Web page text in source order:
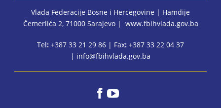
Vlada Federacije Bosne i Hercegovine | Hamdije
Čemerlića 2, 71000 Sarajevo | www.fbihvlada.gov.ba
Tel: +387 33 21 29 86 | Fax: +387 33 22 04 37
| info@fbihvlada.gov.ba